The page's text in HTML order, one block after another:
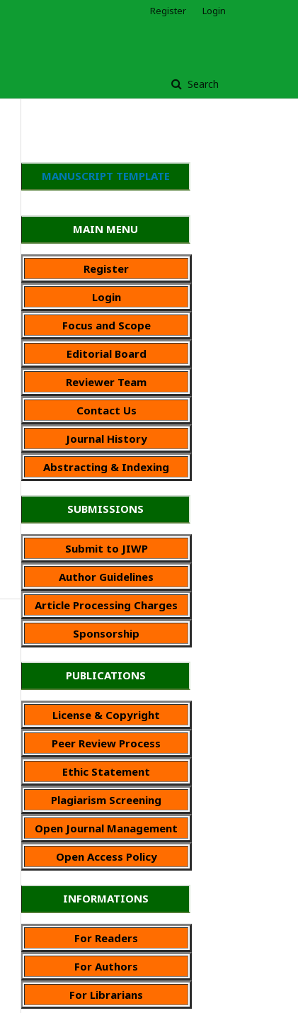
Search
Register Login
MANUSCRIPT TEMPLATE
MAIN MENU
Register
Login
Focus and Scope
Editorial Board
Reviewer Team
Contact Us
Journal History
Abstracting & Indexing
SUBMISSIONS
Submit to JIWP
Author Guidelines
Article Processing Charges
Sponsorship
PUBLICATIONS
License & Copyright
Peer Review Process
Ethic Statement
Plagiarism Screening
Open Journal Management
Open Access Policy
INFORMATIONS
For Readers
For Authors
For Librarians